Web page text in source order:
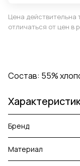
Цена действительна
отличаться от цен в
Состав: 55%
Бренд
Материал